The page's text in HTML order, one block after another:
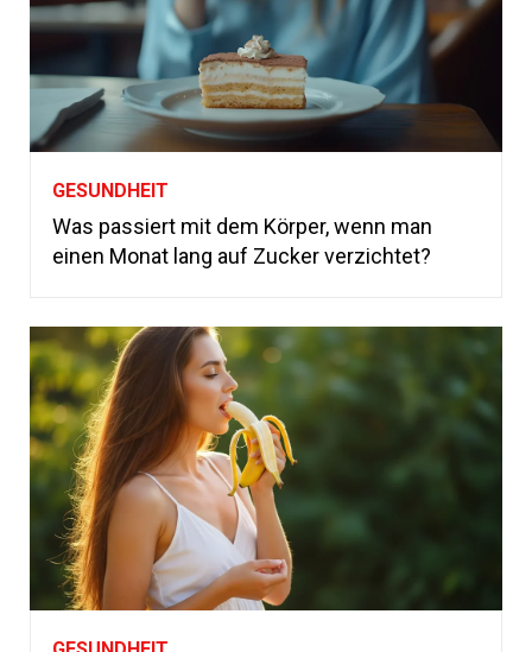
GESUNDHEIT
Was passiert mit dem Körper, wenn man
einen Monat lang auf Zucker verzichtet?